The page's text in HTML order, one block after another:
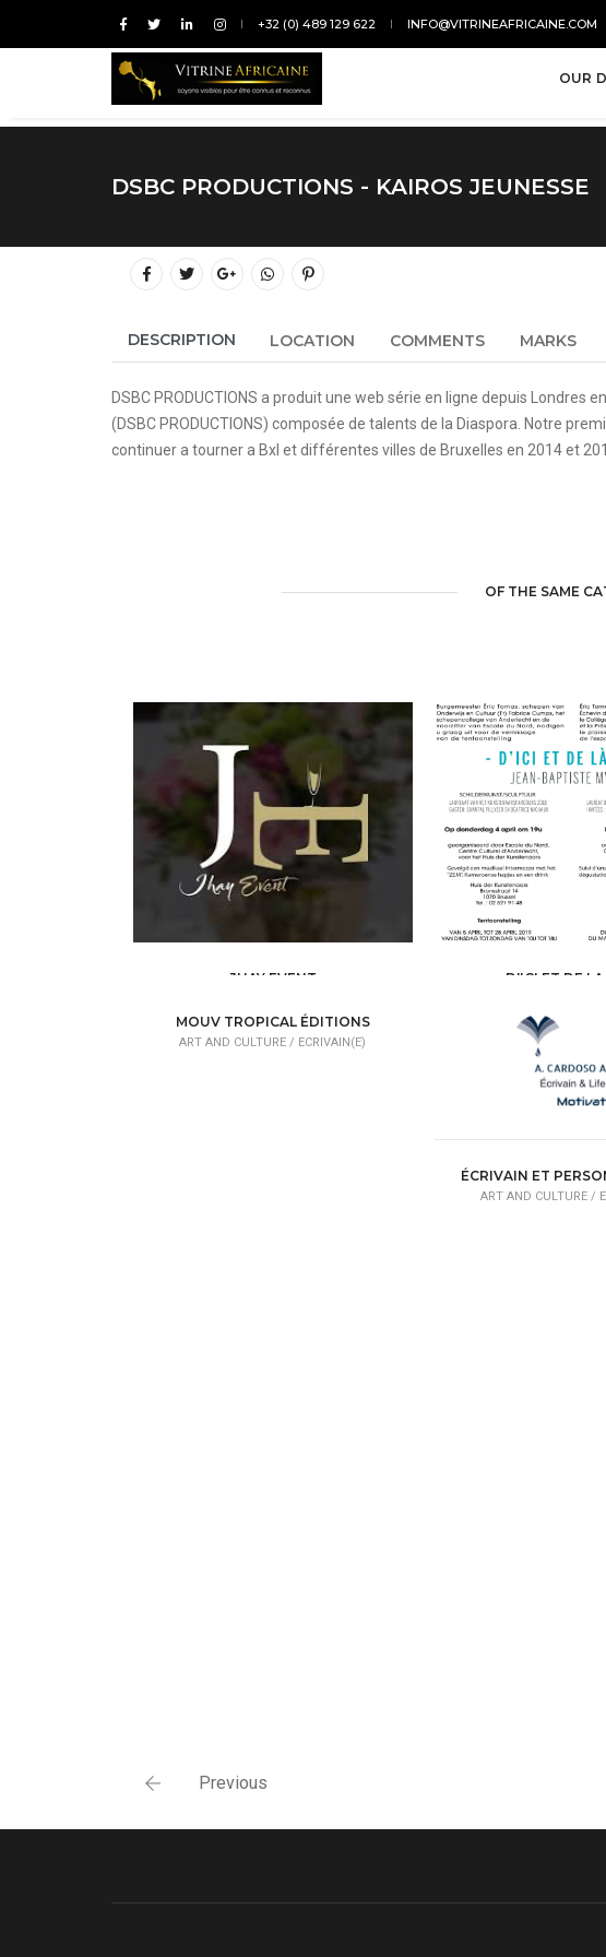
+32 (0) 489 129 622 INFO@VITRINEAFRICAINE.COM
OUR
DSBC PRODUCTIONS - KAIROS JEUNESSE
DESCRIPTION LOCATION COMMENTS MARKS
DSBC PRODUCTIONS a produit une web série en ligne depuis
(DSBC PRODUCTIONS) composée de talents de la Diaspora. Notre
continuer a tourner a Bxl et différentes villes de Bruxelles en 2014 et
OF THE SAME
JHAY EVENT D'ICI ET DE
MOUV TROPICAL ÉDITIONS
ART AND CULTURE / ECRIVAIN(E)
ÉCRIVAIN ET
ART AND CULTURE /
Previous